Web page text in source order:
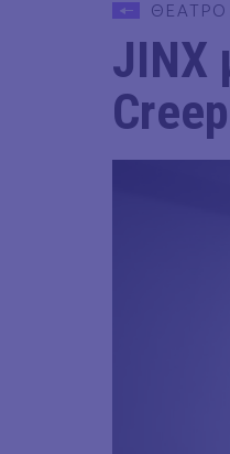
JINX